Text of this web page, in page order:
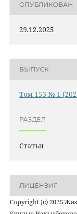
ОПУБЛИКОВАН
29.12.2025
ВЫПУСК
Том 153 № 1
РАЗДЕЛ
Статьи
ЛИЦЕНЗИЯ
Copyright (c) 2025